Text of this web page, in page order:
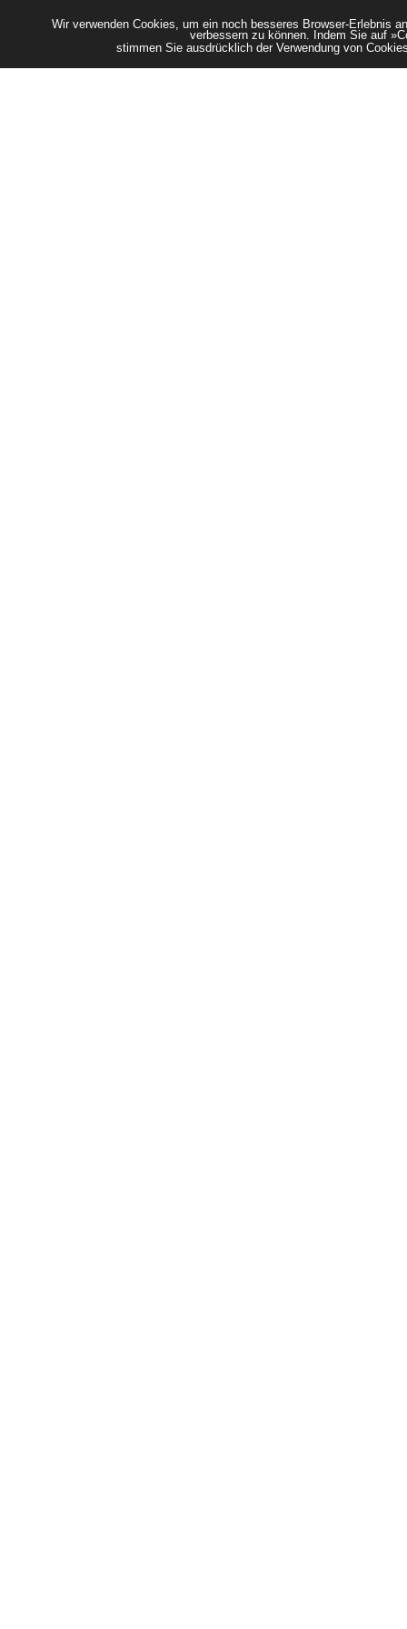
Wir verwenden Cookies, um ein noch besseres Browser-Erlebnis
verbessern zu können. Indem Sie auf
stimmen Sie ausdrücklich der Verwendung von